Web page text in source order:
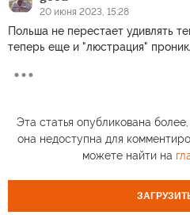
20 июня 2023, 15:28
Польша не перестает удивлять
теперь еще и "люстрация"
Эта статья опубликована
она недоступна для
можете найти на